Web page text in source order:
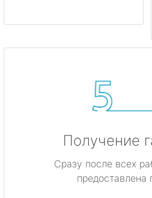
Получение
Сразу после всех
предоставлена